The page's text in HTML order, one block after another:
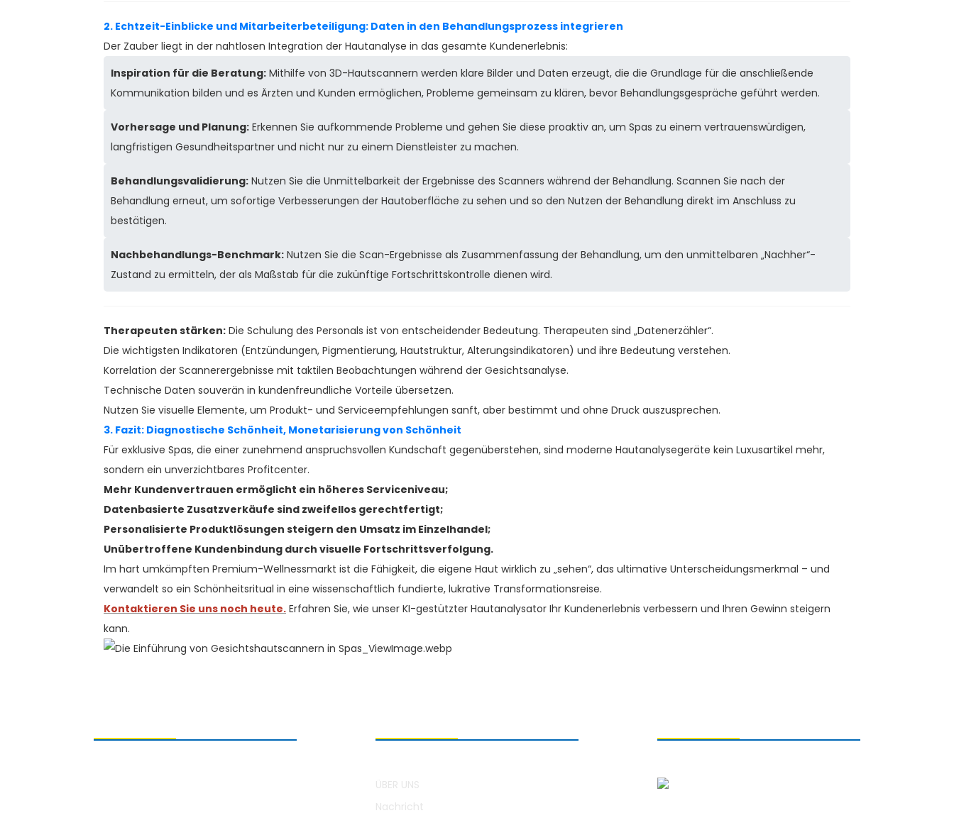
2. Echtzeit-Einblicke und Mitarbeiterbeteiligung: Daten in den Behandlungsprozess integrieren
Der Zauber liegt in der nahtlosen Integration der Hautanalyse in das gesamte Kundenerlebnis:
Inspiration für die Beratung: Mithilfe von 3D-Hautscannern werden klare Bilder und Daten erzeugt, die die Grundlage für die anschließende
Kommunikation bilden und es Ärzten und Kunden ermöglichen, Probleme gemeinsam zu klären, bevor Behandlungsgespräche geführt werden.
Vorhersage und Planung: Erkennen Sie aufkommende Probleme und gehen Sie diese proaktiv an, um Spas zu einem vertrauenswürdigen,
langfristigen Gesundheitspartner und nicht nur zu einem Dienstleister zu machen.
Behandlungsvalidierung: Nutzen Sie die Unmittelbarkeit der Ergebnisse des Scanners während der Behandlung. Scannen Sie nach der
Behandlung erneut, um sofortige Verbesserungen der Hautoberfläche zu sehen und so den Nutzen der Behandlung direkt im Anschluss zu
bestätigen.
Nachbehandlungs-Benchmark: Nutzen Sie die Scan-Ergebnisse als Zusammenfassung der Behandlung, um den unmittelbaren „Nachher“-
Zustand zu ermitteln, der als Maßstab für die zukünftige Fortschrittskontrolle dienen wird.
Therapeuten stärken: Die Schulung des Personals ist von entscheidender Bedeutung. Therapeuten sind „Datenerzähler“.
Die wichtigsten Indikatoren (Entzündungen, Pigmentierung, Hautstruktur, Alterungsindikatoren) und ihre Bedeutung verstehen.
Korrelation der Scannerergebnisse mit taktilen Beobachtungen während der Gesichtsanalyse.
Technische Daten souverän in kundenfreundliche Vorteile übersetzen.
Nutzen Sie visuelle Elemente, um Produkt- und Serviceempfehlungen sanft, aber bestimmt und ohne Druck auszusprechen.
3. Fazit: Diagnostische Schönheit, Monetarisierung von Schönheit
Für exklusive Spas, die einer zunehmend anspruchsvollen Kundschaft gegenüberstehen, sind moderne Hautanalysegeräte kein Luxusartikel mehr,
sondern ein unverzichtbares Profitcenter.
Mehr Kundenvertrauen ermöglicht ein höheres Serviceniveau;
Datenbasierte Zusatzverkäufe sind zweifellos gerechtfertigt;
Personalisierte Produktlösungen steigern den Umsatz im Einzelhandel;
Unübertroffene Kundenbindung durch visuelle Fortschrittsverfolgung.
Im hart umkämpften Premium-Wellnessmarkt ist die Fähigkeit, die eigene Haut wirklich zu „sehen“, das ultimative Unterscheidungsmerkmal – und
verwandelt so ein Schönheitsritual in eine wissenschaftlich fundierte, lukrative Transformationsreise.
Kontaktieren Sie uns noch heute. Erfahren Sie, wie unser KI-gestützter Hautanalysator Ihr Kundenerlebnis verbessern und Ihren Gewinn steigern
kann.
ÜBER UNS
Nachricht